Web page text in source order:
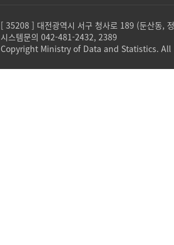
[ 35208 ] 대전광역시 서구 청사로 189 (둔산동,
시스템문의 042-481-2432, 2389
Copyright Ministry of Data and Statistics.